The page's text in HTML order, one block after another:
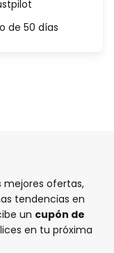
de 50 días
mejores ofertas,
tendencias en
un cupón de
en tu próxima